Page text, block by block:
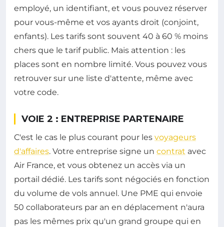
employé, un identifiant, et vous pouvez réserver
pour vous-même et vos ayants droit (conjoint,
enfants). Les tarifs sont souvent 40 à 60 % moins
chers que le tarif public. Mais attention : les
places sont en nombre limité. Vous pouvez vous
retrouver sur une liste d'attente, même avec
votre code.
VOIE 2 : ENTREPRISE PARTENAIRE
C'est le cas le plus courant pour les voyageurs
d'affaires. Votre entreprise signe un contrat avec
Air France, et vous obtenez un accès via un
portail dédié. Les tarifs sont négociés en fonction
du volume de vols annuel. Une PME qui envoie
50 collaborateurs par an en déplacement n'aura
pas les mêmes prix qu'un grand groupe qui en